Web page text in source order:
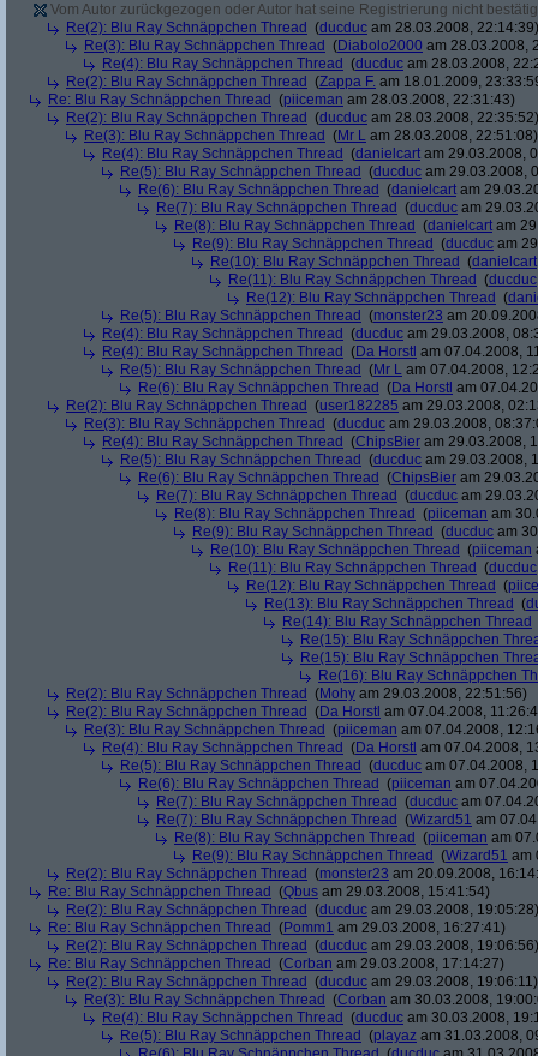
Vom Autor zurückgezogen oder Autor hat seine Registrierung nicht
Re(2): Blu Ray Schnäppchen Thread (ducduc am 28.03.2008, 22:14:39)
Re(3): Blu Ray Schnäppchen Thread (Diabolo2000 am 28.03.2008,
Re(4): Blu Ray Schnäppchen Thread (ducduc am 28.03.2008,
Re(2): Blu Ray Schnäppchen Thread (Zappa F. am 18.01.2009,
Re: Blu Ray Schnäppchen Thread (piiceman am 28.03.2008, 22:31:43)
Re(2): Blu Ray Schnäppchen Thread (ducduc am 28.03.2008, 22:35:52)
Re(3): Blu Ray Schnäppchen Thread (Mr L am 28.03.2008, 22:51:08)
Re(4): Blu Ray Schnäppchen Thread (danielcart am 29.03.2008,
Re(5): Blu Ray Schnäppchen Thread (ducduc am 29.03.2008,
Re(6): Blu Ray Schnäppchen Thread (danielcart am
Re(7): Blu Ray Schnäppchen Thread (ducduc am
Re(8): Blu Ray Schnäppchen Thread (danielcart am
Re(9): Blu Ray Schnäppchen Thread (ducduc am
Re(10): Blu Ray Schnäppchen Thread (danielcart
Re(11): Blu Ray Schnäppchen Thread (ducduc
Re(12): Blu Ray Schnäppchen Thread (
Re(5): Blu Ray Schnäppchen Thread (monster23 am
Re(4): Blu Ray Schnäppchen Thread (ducduc am 29.03.2008,
Re(4): Blu Ray Schnäppchen Thread (Da Horstl am 07.04.2008,
Re(5): Blu Ray Schnäppchen Thread (Mr L am 07.04.2008,
Re(6): Blu Ray Schnäppchen Thread (Da Horstl am
Re(2): Blu Ray Schnäppchen Thread (user182285 am 29.03.2008,
Re(3): Blu Ray Schnäppchen Thread (ducduc am 29.03.2008,
Re(4): Blu Ray Schnäppchen Thread (ChipsBier am 29.03.2008,
Re(5): Blu Ray Schnäppchen Thread (ducduc am 29.03.2008,
Re(6): Blu Ray Schnäppchen Thread (ChipsBier am
Re(7): Blu Ray Schnäppchen Thread (ducduc am
Re(8): Blu Ray Schnäppchen Thread (piiceman am
Re(9): Blu Ray Schnäppchen Thread (ducduc am
Re(10): Blu Ray Schnäppchen Thread (piiceman
Re(11): Blu Ray Schnäppchen Thread (ducduc
Re(12): Blu Ray Schnäppchen Thread (
Re(13): Blu Ray Schnäppchen Thread (
Re(14): Blu Ray Schnäppchen Thread
Re(15): Blu Ray Schnäppchen
Re(15): Blu Ray Schnäppchen
Re(16): Blu Ray Schnäppchen
Re(2): Blu Ray Schnäppchen Thread (Mohy am 29.03.2008, 22:51:56)
Re(2): Blu Ray Schnäppchen Thread (Da Horstl am 07.04.2008,
Re(3): Blu Ray Schnäppchen Thread (piiceman am 07.04.2008,
Re(4): Blu Ray Schnäppchen Thread (Da Horstl am 07.04.2008,
Re(5): Blu Ray Schnäppchen Thread (ducduc am 07.04.2008,
Re(6): Blu Ray Schnäppchen Thread (piiceman am
Re(7): Blu Ray Schnäppchen Thread (ducduc am
Re(7): Blu Ray Schnäppchen Thread (Wizard51 am
Re(8): Blu Ray Schnäppchen Thread (piiceman am
Re(9): Blu Ray Schnäppchen Thread (Wizard51 am
Re(2): Blu Ray Schnäppchen Thread (monster23 am 20.09.2008,
Re: Blu Ray Schnäppchen Thread (Qbus am 29.03.2008, 15:41:54)
Re(2): Blu Ray Schnäppchen Thread (ducduc am 29.03.2008, 19:05:28)
Re: Blu Ray Schnäppchen Thread (Pomm1 am 29.03.2008, 16:27:41)
Re(2): Blu Ray Schnäppchen Thread (ducduc am 29.03.2008, 19:06:56)
Re: Blu Ray Schnäppchen Thread (Corban am 29.03.2008, 17:14:27)
Re(2): Blu Ray Schnäppchen Thread (ducduc am 29.03.2008, 19:06:11)
Re(3): Blu Ray Schnäppchen Thread (Corban am 30.03.2008,
Re(4): Blu Ray Schnäppchen Thread (ducduc am 30.03.2008,
Re(5): Blu Ray Schnäppchen Thread (playaz am 31.03.2008,